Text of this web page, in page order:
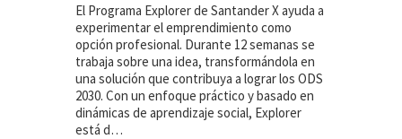
El Programa Explorer de Santander X ayuda a
experimentar el emprendimiento como
opción profesional. Durante 12 semanas se
trabaja sobre una idea, transformándola en
una solución que contribuya a lograr los ODS
2030. Con un enfoque práctico y basado en
dinámicas de aprendizaje social, Explorer
está d…